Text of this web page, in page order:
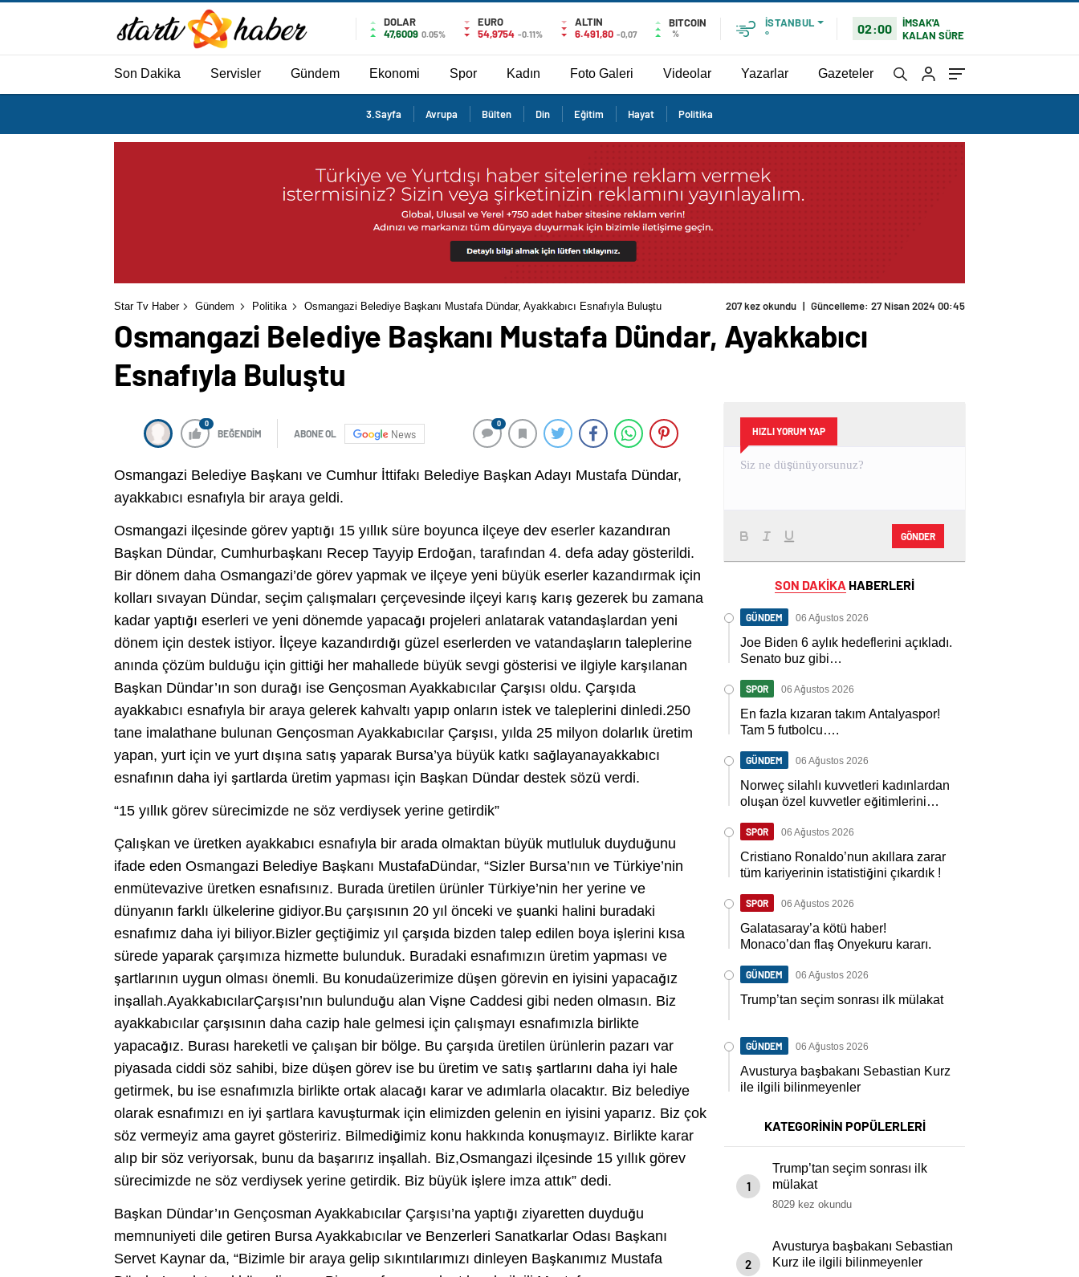
DOLAR
47,6009 0.05%
EURO
54,9754 -0.11%
ALTIN
6.491,80 -0,07
BITCOIN
%
İSTANBUL
°
02:00
İMSAK'A
KALAN SÜRE
Son Dakika Servisler Gündem Ekonomi Spor Kadın Foto Galeri Videolar Yazarlar Gazeteler
3.Sayfa Avrupa Bülten Din Eğitim Hayat Politika
Star Tv Haber Gündem Politika Osmangazi Belediye Başkanı Mustafa Dündar, Ayakkabıcı Esnafıyla Buluştu 207 kez okundu | Güncelleme: 27 Nisan 2024 00:45
Osmangazi Belediye Başkanı Mustafa Dündar, Ayakkabıcı
Esnafıyla Buluştu
0
BEĞENDİM ABONE OL News
0
Osmangazi Belediye Başkanı ve Cumhur İttifakı Belediye Başkan Adayı Mustafa Dündar,
ayakkabıcı esnafıyla bir araya geldi.
Osmangazi ilçesinde görev yaptığı 15 yıllık süre boyunca ilçeye dev eserler kazandıran
Başkan Dündar, Cumhurbaşkanı Recep Tayyip Erdoğan, tarafından 4. defa aday gösterildi.
Bir dönem daha Osmangazi’de görev yapmak ve ilçeye yeni büyük eserler kazandırmak için
kolları sıvayan Dündar, seçim çalışmaları çerçevesinde ilçeyi karış karış gezerek bu zamana
kadar yaptığı eserleri ve yeni dönemde yapacağı projeleri anlatarak vatandaşlardan yeni
dönem için destek istiyor. İlçeye kazandırdığı güzel eserlerden ve vatandaşların taleplerine
anında çözüm bulduğu için gittiği her mahallede büyük sevgi gösterisi ve ilgiyle karşılanan
Başkan Dündar’ın son durağı ise Gençosman Ayakkabıcılar Çarşısı oldu. Çarşıda
ayakkabıcı esnafıyla bir araya gelerek kahvaltı yapıp onların istek ve taleplerini dinledi.250
tane imalathane bulunan Gençosman Ayakkabıcılar Çarşısı, yılda 25 milyon dolarlık üretim
yapan, yurt için ve yurt dışına satış yaparak Bursa’ya büyük katkı sağlayanayakkabıcı
esnafının daha iyi şartlarda üretim yapması için Başkan Dündar destek sözü verdi.
“15 yıllık görev sürecimizde ne söz verdiysek yerine getirdik”
Çalışkan ve üretken ayakkabıcı esnafıyla bir arada olmaktan büyük mutluluk duyduğunu
ifade eden Osmangazi Belediye Başkanı MustafaDündar, “Sizler Bursa’nın ve Türkiye’nin
enmütevazive üretken esnafısınız. Burada üretilen ürünler Türkiye’nin her yerine ve
dünyanın farklı ülkelerine gidiyor.Bu çarşısının 20 yıl önceki ve şuanki halini buradaki
esnafımız daha iyi biliyor.Bizler geçtiğimiz yıl çarşıda bizden talep edilen boya işlerini kısa
sürede yaparak çarşımıza hizmette bulunduk. Buradaki esnafımızın üretim yapması ve
şartlarının uygun olması önemli. Bu konudaüzerimize düşen görevin en iyisini yapacağız
inşallah.AyakkabıcılarÇarşısı’nın bulunduğu alan Vişne Caddesi gibi neden olmasın. Biz
ayakkabıcılar çarşısının daha cazip hale gelmesi için çalışmayı esnafımızla birlikte
yapacağız. Burası hareketli ve çalışan bir bölge. Bu çarşıda üretilen ürünlerin pazarı var
piyasada ciddi söz sahibi, bize düşen görev ise bu üretim ve satış şartlarını daha iyi hale
getirmek, bu ise esnafımızla birlikte ortak alacağı karar ve adımlarla olacaktır. Biz belediye
olarak esnafımızı en iyi şartlara kavuşturmak için elimizden gelenin en iyisini yaparız. Biz çok
söz vermeyiz ama gayret gösteririz. Bilmediğimiz konu hakkında konuşmayız. Birlikte karar
alıp bir söz veriyorsak, bunu da başarırız inşallah. Biz,Osmangazi ilçesinde 15 yıllık görev
sürecimizde ne söz verdiysek yerine getirdik. Biz büyük işlere imza attık” dedi.
Başkan Dündar’ın Gençosman Ayakkabıcılar Çarşısı’na yaptığı ziyaretten duyduğu
memnuniyeti dile getiren Bursa Ayakkabıcılar ve Benzerleri Sanatkarlar Odası Başkanı
Servet Kaynar da, “Bizimle bir araya gelip sıkıntılarımızı dinleyen Başkanımız Mustafa
HIZLI YORUM YAP
GÖNDER
SON DAKİKA HABERLERİ
GÜNDEM 06 Ağustos 2026
Joe Biden 6 aylık hedeflerini açıkladı.
Senato buz gibi…
SPOR 06 Ağustos 2026
En fazla kızaran takım Antalyaspor!
Tam 5 futbolcu….
GÜNDEM 06 Ağustos 2026
Norweç silahlı kuvvetleri kadınlardan
oluşan özel kuvvetler eğitimlerini
SPOR 06 Ağustos 2026
Cristiano Ronaldo’nun akıllara zarar
tüm kariyerinin istatistiğini çıkardık !
SPOR 06 Ağustos 2026
Galatasaray’a kötü haber!
Monaco’dan flaş Onyekuru kararı.
GÜNDEM 06 Ağustos 2026
Trump’tan seçim sonrası ilk mülakat
GÜNDEM 06 Ağustos 2026
Avusturya başbakanı Sebastian Kurz
ile ilgili bilinmeyenler
KATEGORİNİN POPÜLERLERİ
1
Trump’tan seçim sonrası ilk
mülakat
8029 kez okundu
2
Avusturya başbakanı Sebastian
Kurz ile ilgili bilinmeyenler